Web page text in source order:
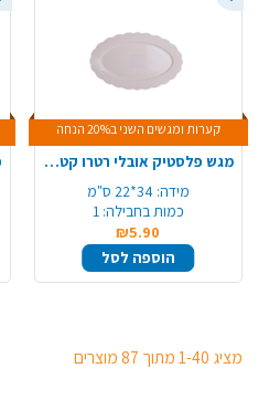
קערות ומגשים השני ב20% הנחה
מגש פלסטיק אובלי רטרו קטן - קרם
מידה: 34*22 ס"מ
כמות בחבילה: 1
₪5.90
הוספה לסל
מציג 1-40 מתוך 87 מוצרים